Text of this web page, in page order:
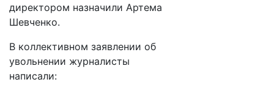
директором назначили Артема
Шевченко.
В коллективном заявлении об
увольнении журналисты
написали: